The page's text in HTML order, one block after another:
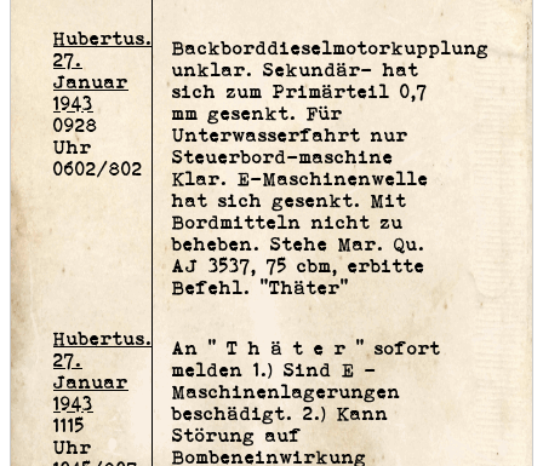
Hubertus.
27.
Januar
1943
0928
Uhr
0602/802
Backborddieselmotorkupplung
unklar. Sekundär- hat
sich zum Primärteil 0,7
mm gesenkt. Für
Unterwasserfahrt nur
Steuerbord-maschine
Klar. E-Maschinenwelle
hat sich gesenkt. Mit
Bordmitteln nicht zu
beheben. Stehe Mar. Qu.
AJ 3537, 75 cbm, erbitte
Befehl. "Thäter"
Hubertus.
27.
Januar
1943
1115
Uhr
An " T h ä t e r " sofort
melden 1.) Sind E -
Maschinenlagerungen
beschädigt. 2.) Kann
Störung auf
Bombeneinwirkung